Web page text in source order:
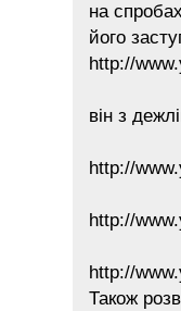
на
його
http://
він з
http://
http://
http://
Також